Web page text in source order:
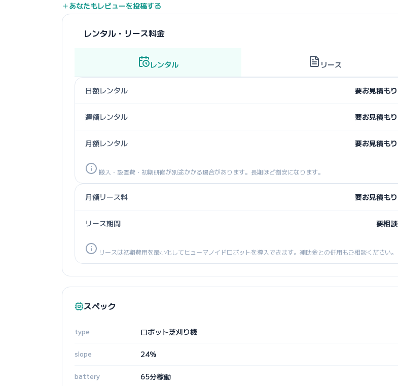
あなたもレビューを投稿する
レンタル・リース料金
レンタル リース
日額レンタル 要お見積もり
週額レンタル 要お見積もり
月額レンタル 要お見積もり
搬入・設置費・初期研修が別途かかる場合があります。長期ほど割安になります。
月額リース料 要お見積もり
リース期間 要相談
リースは初期費用を最小化してヒューマノイドロボットを導入できます。補助金との併用もご相談ください。
スペック
type ロボット芝刈り機
slope 24%
battery 65分稼働